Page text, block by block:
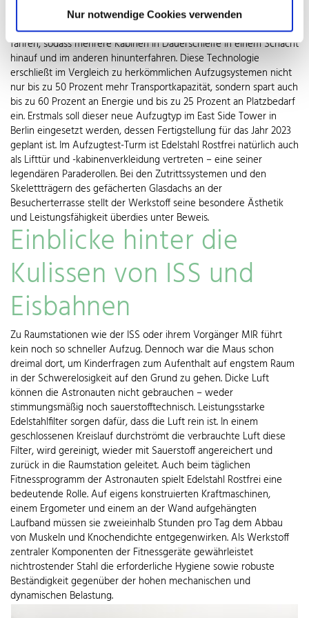
Nur notwendige Cookies verwenden
statt Seilen bewegt und rast mit einer Geschwindigkeit von bis zu
18 Metern pro Sekunde auf- oder abwärts. Auch seitwärts kann er
fahren, sodass mehrere Kabinen in Dauerschleife in einem Schacht
hinauf und im anderen hinunterfahren. Diese Technologie
erschließt im Vergleich zu herkömmlichen Aufzugsystemen nicht
nur bis zu 50 Prozent mehr Transportkapazität, sondern spart auch
bis zu 60 Prozent an Energie und bis zu 25 Prozent an Platzbedarf
ein. Erstmals soll dieser neue Aufzugtyp im East Side Tower in
Berlin eingesetzt werden, dessen Fertigstellung für das Jahr 2023
geplant ist. Im Aufzugtest-Turm ist Edelstahl Rostfrei natürlich auch
als Lifttür und -kabinenverkleidung vertreten – eine seiner
legendären Paraderollen. Bei den Zutrittssystemen und den
Skelettträgern des gefächerten Glasdachs an der
Besucherterrasse stellt der Werkstoff seine besondere Ästhetik
und Leistungsfähigkeit überdies unter Beweis.
Einblicke hinter die
Kulissen von ISS und
Eisbahnen
Zu Raumstationen wie der ISS oder ihrem Vorgänger MIR führt
kein noch so schneller Aufzug. Dennoch war die Maus schon
dreimal dort, um Kinderfragen zum Aufenthalt auf engstem Raum
in der Schwerelosigkeit auf den Grund zu gehen. Dicke Luft
können die Astronauten nicht gebrauchen – weder
stimmungsmäßig noch sauerstofftechnisch. Leistungsstarke
Edelstahlfilter sorgen dafür, dass die Luft rein ist. In einem
geschlossenen Kreislauf durchströmt die verbrauchte Luft diese
Filter, wird gereinigt, wieder mit Sauerstoff angereichert und
zurück in die Raumstation geleitet. Auch beim täglichen
Fitnessprogramm der Astronauten spielt Edelstahl Rostfrei eine
bedeutende Rolle. Auf eigens konstruierten Kraftmaschinen,
einem Ergometer und einem an der Wand aufgehängten
Laufband müssen sie zweieinhalb Stunden pro Tag dem Abbau
von Muskeln und Knochendichte entgegenwirken. Als Werkstoff
zentraler Komponenten der Fitnessgeräte gewährleistet
nichtrostender Stahl die erforderliche Hygiene sowie robuste
Beständigkeit gegenüber der hohen mechanischen und
dynamischen Belastung.